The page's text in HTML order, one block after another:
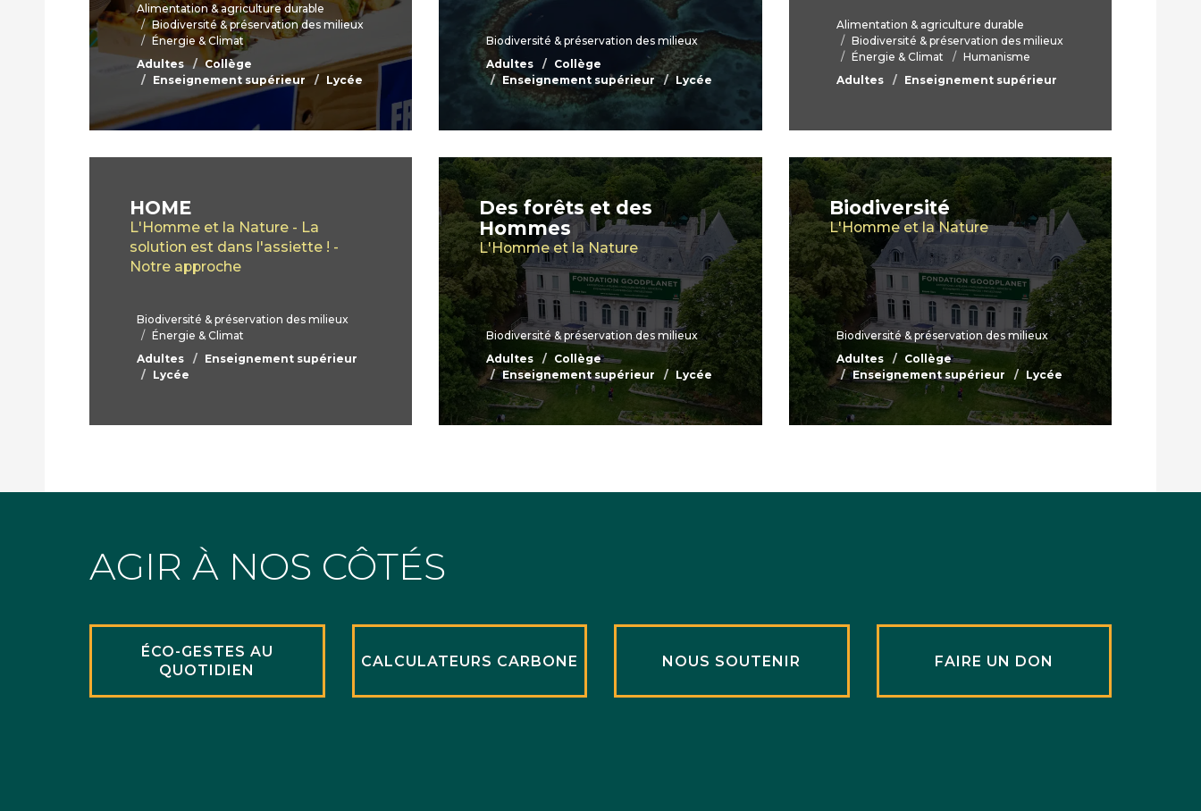
Alimentation & agriculture durable
Biodiversité & préservation des milieux
Énergie & Climat
Adultes
Collège
Enseignement supérieur
Lycée
Biodiversité & préservation des milieux
Adultes
Collège
Enseignement supérieur
Lycée
Alimentation & agriculture durable
Biodiversité & préservation des milieux
Énergie & Climat
Humanisme
Adultes
Enseignement supérieur
HOME
L'Homme et la Nature - La
solution est dans l'assiette ! -
Notre approche
Biodiversité & préservation des milieux
Énergie & Climat
Adultes
Enseignement supérieur
Lycée
Des forêts et des
Hommes
L'Homme et la Nature
Biodiversité & préservation des milieux
Adultes
Collège
Enseignement supérieur
Lycée
Biodiversité
L'Homme et la Nature
Biodiversité & préservation des milieux
Adultes
Collège
Enseignement supérieur
Lycée
AGIR À NOS CÔTÉS
ÉCO-GESTES AU
QUOTIDIEN
CALCULATEURS CARBONE NOUS SOUTENIR FAIRE UN DON